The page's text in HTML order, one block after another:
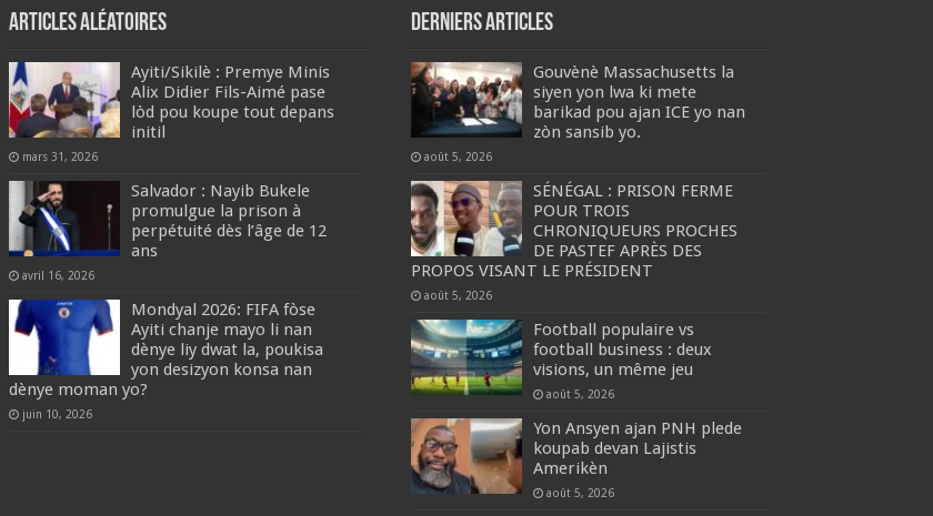
Articles aléatoires
Ayiti/Sikilè : Premye Minis
Alix Didier Fils-Aimé pase
lòd pou koupe tout depans
initil
mars 31, 2026
Salvador : Nayib Bukele
promulgue la prison à
perpétuité dès l’âge de 12
ans
avril 16, 2026
Mondyal 2026: FIFA fòse
Ayiti chanje mayo li nan
dènye liy dwat la, poukisa
yon desizyon konsa nan
dènye moman yo?
juin 10, 2026
Derniers articles
Gouvènè Massachusetts la
siyen yon lwa ki mete
barikad pou ajan ICE yo nan
zòn sansib yo.
août 5, 2026
SÉNÉGAL : PRISON FERME
POUR TROIS
CHRONIQUEURS PROCHES
DE PASTEF APRÈS DES
PROPOS VISANT LE PRÉSIDENT
août 5, 2026
Football populaire vs
football business : deux
visions, un même jeu
août 5, 2026
Yon Ansyen ajan PNH plede
koupab devan Lajistis
Amerikèn
août 5, 2026